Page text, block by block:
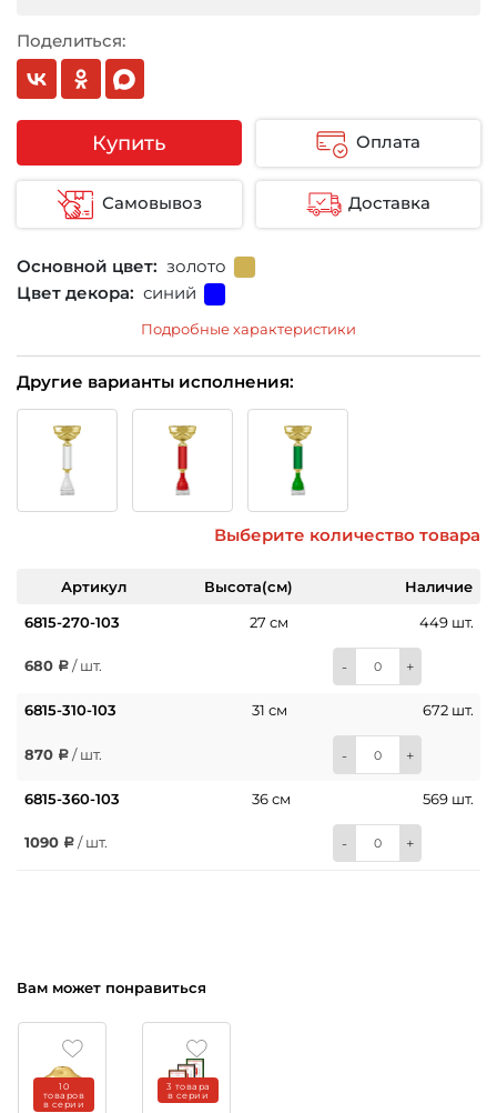
Поделиться:
Купить Оплата
Самовывоз Доставка
Основной цвет: золото
Цвет декора: синий
Подробные характеристики
Другие варианты исполнения:
Выберите количество товара
Артикул Высота(см)
Наличие
6815-270-103
27 см 449 шт.
680 / шт. - +
6815-310-103 31 см 672 шт.
870 / шт. - +
6815-360-103 36 см 569 шт.
1090 / шт. - +
Вам может понравиться
10
товаров
в серии
3 товара
в серии